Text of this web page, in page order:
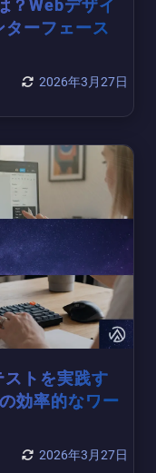
2026年3月27日
？Webデザイ
ーフェース
2026年3月27日
トを実践す
効率的なワー